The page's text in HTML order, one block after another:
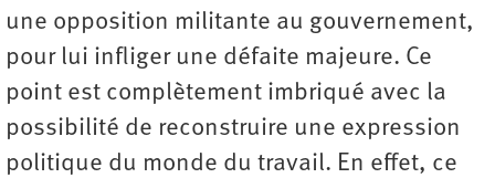
une opposition militante au gouvernement,
pour lui infliger une défaite majeure. Ce
point est complètement imbriqué avec la
possibilité de reconstruire une expression
politique du monde du travail. En effet, ce